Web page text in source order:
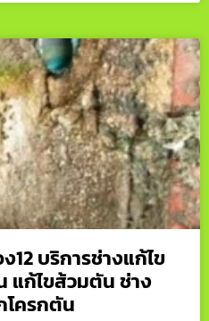
12 บริการช่างแก้ไข
ก้ไขส้วมตัน ช่าง
โครกตัน